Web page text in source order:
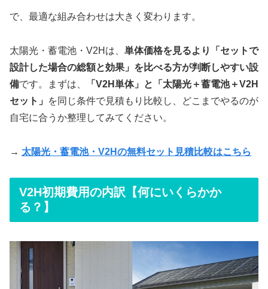
で、最適な組み合わせは大きく変わります。
太陽光・蓄電池・V2Hは、 単体価格を見るより「セットで
設計した場合の総額と効果」を比べる方が判断しやすい設
備です。まずは、
「V2H単体」と「太陽光＋蓄電池＋V2H
セット」
を同じ条件で見積もり比較し、どこまでやるのが
自宅に合うか整理してみてください。
→ 太陽光・蓄電池・V2Hの無料セット見積比較はこちら
V2H初期費用の内訳【何にいくらかか
る？】